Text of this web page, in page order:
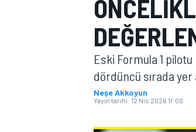
MOTOGP
Eski Formula 1
dördüncü sırada yer
Neşe Akkoyun
Yayın tarihi: 12 Nis 2026 11:00